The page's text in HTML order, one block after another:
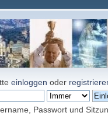
einloggen oder
Passwort und